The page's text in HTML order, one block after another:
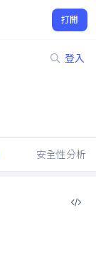
打開
登入
安全性分析